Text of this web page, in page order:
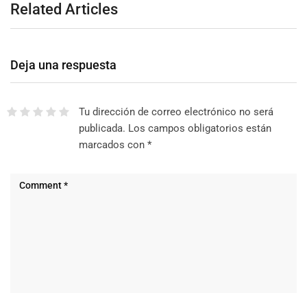
Related Articles
Deja una respuesta
Tu dirección de correo electrónico no será
publicada. Los campos obligatorios están
marcados con *